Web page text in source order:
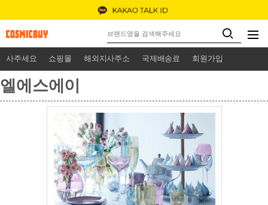
사주세요 쇼핑몰 해외지사주소 국제배송료 회원가입
엘에스에이